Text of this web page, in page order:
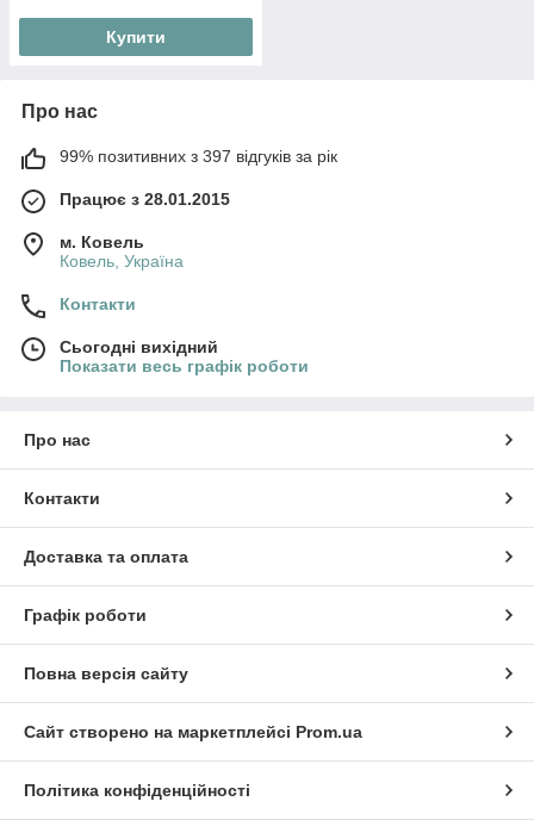
Купити
Про нас
99% позитивних з 397 відгуків за рік
Працює з 28.01.2015
м. Ковель
Ковель, Україна
Контакти
Сьогодні вихідний
Показати весь графік роботи
Про нас
Контакти
Доставка та оплата
Графік роботи
Повна версія сайту
Сайт створено на маркетплейсі Prom.ua
Політика конфіденційності